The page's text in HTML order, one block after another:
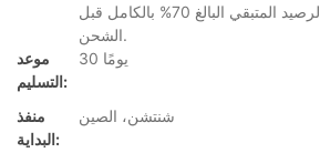
30%، على أن يتم دفع الرصيد المتبقي البالغ 70% بالكامل قبل
الشحن.
موعد
التسليم:
30 يومًا
منفذ
البداية:
شنتشن، الصين